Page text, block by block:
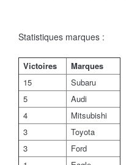
Statistiques marques :
Victoires
Marques
15
Subaru
5
Audi
4
Mitsubishi
3
Toyota
3
Ford